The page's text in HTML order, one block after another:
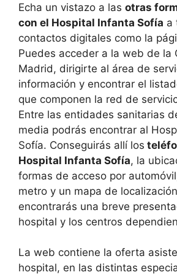
Echa un vistazo a las otras
con el Hospital Infanta Sofía a
contactos digitales como la
Puedes acceder a la web de la
Madrid, dirigirte al área de
información y encontrar el
que componen la red de
Entre las entidades sanitarias
media podrás encontrar al
Sofía. Conseguirás allí los
Hospital Infanta Sofía, la
formas de acceso por
metro y un mapa de
encontrarás una breve
hospital y los centros
La web contiene la oferta
hospital, en las distintas